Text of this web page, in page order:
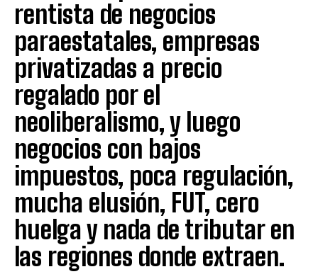
rentista de negocios
paraestatales, empresas
privatizadas a precio
regalado por el
neoliberalismo, y luego
negocios con bajos
impuestos, poca regulación,
mucha elusión, FUT, cero
huelga y nada de tributar en
las regiones donde extraen.